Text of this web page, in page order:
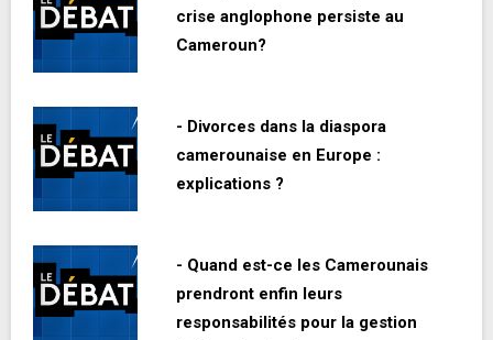
crise anglophone persiste au
Cameroun?
- Divorces dans la diaspora
camerounaise en Europe :
explications ?
- Quand est-ce les Camerounais
prendront enfin leurs
responsabilités pour la gestion